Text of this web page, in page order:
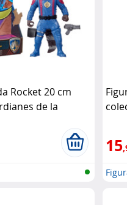
Rocket 20 cm
de la
15